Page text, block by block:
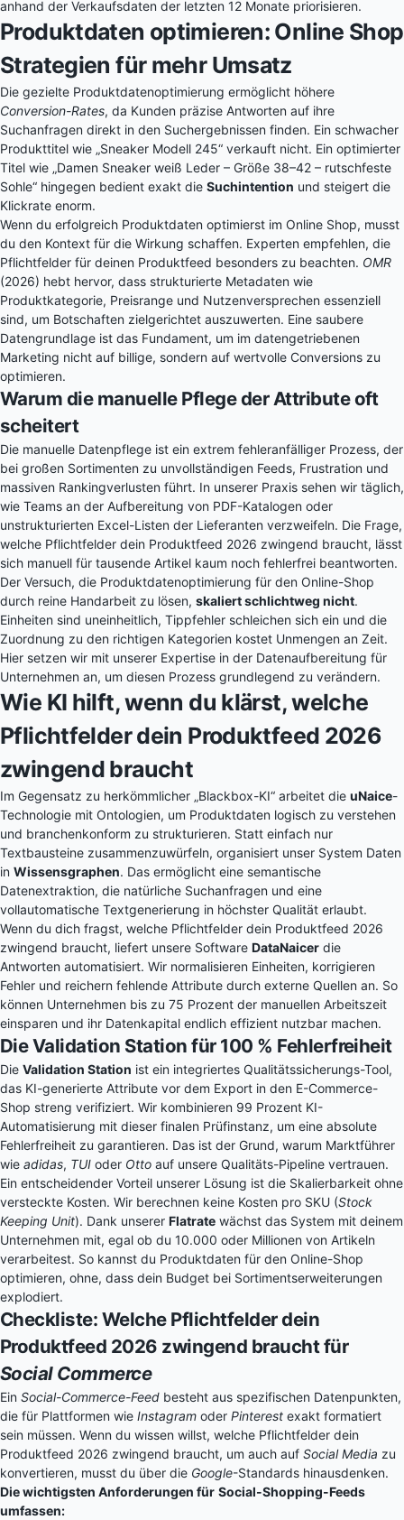
anhand der Verkaufsdaten der letzten 12 Monate priorisieren.
Produktdaten optimieren: Online Shop
Strategien für mehr Umsatz
Die gezielte Produktdatenoptimierung ermöglicht höhere
Conversion-Rates, da Kunden präzise Antworten auf ihre
Suchanfragen direkt in den Suchergebnissen finden. Ein schwacher
Produkttitel wie „Sneaker Modell 245“ verkauft nicht. Ein optimierter
Titel wie „Damen Sneaker weiß Leder – Größe 38–42 – rutschfeste
Sohle“ hingegen bedient exakt die Suchintention und steigert die
Klickrate enorm.
Wenn du erfolgreich Produktdaten optimierst im Online Shop, musst
du den Kontext für die Wirkung schaffen. Experten empfehlen, die
Pflichtfelder für deinen Produktfeed besonders zu beachten. OMR
(2026) hebt hervor, dass strukturierte Metadaten wie
Produktkategorie, Preisrange und Nutzenversprechen essenziell
sind, um Botschaften zielgerichtet auszuwerten. Eine saubere
Datengrundlage ist das Fundament, um im datengetriebenen
Marketing nicht auf billige, sondern auf wertvolle Conversions zu
optimieren.
Warum die manuelle Pflege der Attribute oft
scheitert
Die manuelle Datenpflege ist ein extrem fehleranfälliger Prozess, der
bei großen Sortimenten zu unvollständigen Feeds, Frustration und
massiven Rankingverlusten führt. In unserer Praxis sehen wir täglich,
wie Teams an der Aufbereitung von PDF-Katalogen oder
unstrukturierten Excel-Listen der Lieferanten verzweifeln. Die Frage,
welche Pflichtfelder dein Produktfeed 2026 zwingend braucht, lässt
sich manuell für tausende Artikel kaum noch fehlerfrei beantworten.
Der Versuch, die Produktdatenoptimierung für den Online-Shop
durch reine Handarbeit zu lösen, skaliert schlichtweg nicht.
Einheiten sind uneinheitlich, Tippfehler schleichen sich ein und die
Zuordnung zu den richtigen Kategorien kostet Unmengen an Zeit.
Hier setzen wir mit unserer Expertise in der Datenaufbereitung für
Unternehmen an, um diesen Prozess grundlegend zu verändern.
Wie KI hilft, wenn du klärst, welche
Pflichtfelder dein Produktfeed 2026
zwingend braucht
Im Gegensatz zu herkömmlicher „Blackbox-KI“ arbeitet die uNaice-
Technologie mit Ontologien, um Produktdaten logisch zu verstehen
und branchenkonform zu strukturieren. Statt einfach nur
Textbausteine zusammenzuwürfeln, organisiert unser System Daten
in Wissensgraphen. Das ermöglicht eine semantische
Datenextraktion, die natürliche Suchanfragen und eine
vollautomatische Textgenerierung in höchster Qualität erlaubt.
Wenn du dich fragst, welche Pflichtfelder dein Produktfeed 2026
zwingend braucht, liefert unsere Software DataNaicer die
Antworten automatisiert. Wir normalisieren Einheiten, korrigieren
Fehler und reichern fehlende Attribute durch externe Quellen an. So
können Unternehmen bis zu 75 Prozent der manuellen Arbeitszeit
einsparen und ihr Datenkapital endlich effizient nutzbar machen.
Die Validation Station für 100 % Fehlerfreiheit
Die Validation Station ist ein integriertes Qualitätssicherungs-Tool,
das KI-generierte Attribute vor dem Export in den E-Commerce-
Shop streng verifiziert. Wir kombinieren 99 Prozent KI-
Automatisierung mit dieser finalen Prüfinstanz, um eine absolute
Fehlerfreiheit zu garantieren. Das ist der Grund, warum Marktführer
wie adidas, TUI oder Otto auf unsere Qualitäts-Pipeline vertrauen.
Ein entscheidender Vorteil unserer Lösung ist die Skalierbarkeit ohne
versteckte Kosten. Wir berechnen keine Kosten pro SKU (Stock
Keeping Unit). Dank unserer Flatrate wächst das System mit deinem
Unternehmen mit, egal ob du 10.000 oder Millionen von Artikeln
verarbeitest. So kannst du Produktdaten für den Online-Shop
optimieren, ohne, dass dein Budget bei Sortimentserweiterungen
explodiert.
Checkliste: Welche Pflichtfelder dein
Produktfeed 2026 zwingend braucht für
Social Commerce
Ein Social-Commerce-Feed besteht aus spezifischen Datenpunkten,
die für Plattformen wie Instagram oder Pinterest exakt formatiert
sein müssen. Wenn du wissen willst, welche Pflichtfelder dein
Produktfeed 2026 zwingend braucht, um auch auf Social Media zu
konvertieren, musst du über die Google-Standards hinausdenken.
Die wichtigsten Anforderungen für Social-Shopping-Feeds
umfassen: